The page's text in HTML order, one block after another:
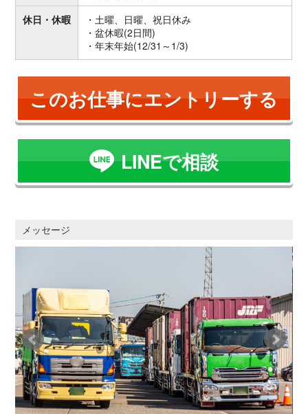
休日・休暇
・土曜、日曜、祝日休み
・盆休暇(2日間)
・年末年始(12/31～1/3)
このお仕事にエントリーする
LINEで相談
メッセージ